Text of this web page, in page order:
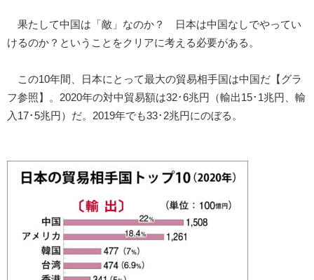
果たして中国は「敵」なのか？ 日本は中国なしでやってい
けるのか？ということをクリアに考える必要がある。
この10年間、日本にとって最大の貿易相手国は中国だ【グラ
フ参照】。2020年の対中貿易額は32･6兆円（輸出15･1兆円、輸
入17･5兆円）だ。2019年でも33･2兆円にのぼる。